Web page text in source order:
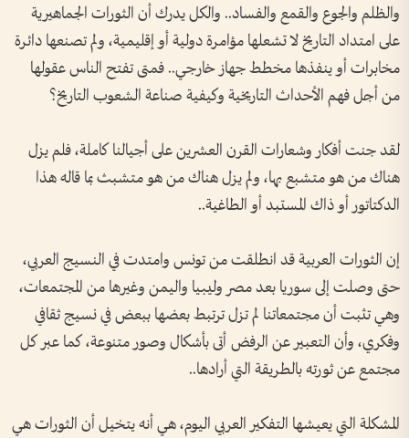
والظلم والجوع والقمع والفساد.. والكل يدرك أن الثورات الجماهيرية
على امتداد التاريخ لا تشعلها مؤامرة دولية أو إقليمية، ولم تصنعها دائرة
مخابرات أو ينفذها مخطط جهاز خارجي.. فمتى تفتح الناس عقولها
من أجل فهم الأحداث التاريخية وكيفية صناعة الشعوب التاريخ؟
لقد جنت أفكار وشعارات القرن العشرين على أجيالنا كاملة، فلم يزل
هناك من هو متشبع بها، ولم يزل هناك من هو متشبث بما قاله هذا
الدكتاتور أو ذاك المستبد أو الطاغية..
إن الثورات العربية قد انطلقت من تونس وامتدت في النسيج العربي،
حتى وصلت إلى سوريا بعد مصر وليبيا واليمن وغيرها من المجتمعات،
وهي تثبت أن مجتمعاتنا لم تزل ترتبط بعضها ببعض في نسيج ثقافي
وفكري، وأن التعبير عن الرفض أتى بأشكال وصور متنوعة، كما عبر كل
مجتمع عن ثورته بالطريقة التي أرادها..
المشكلة التي يعيشها التفكير العربي اليوم، هي أنه يتخيل أن الثورات هي